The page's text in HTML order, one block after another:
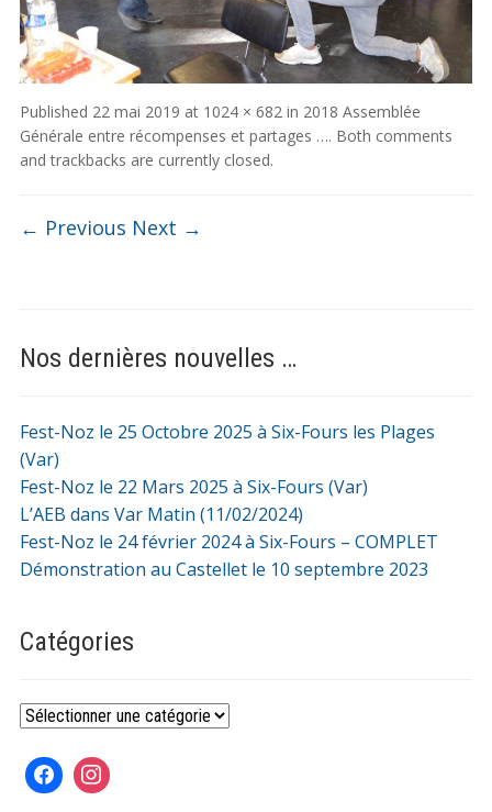
Published 22 mai 2019 at 1024 × 682 in 2018 Assemblée
Générale entre récompenses et partages …. Both comments
and trackbacks are currently closed.
← Previous Next →
Nos dernières nouvelles …
Fest-Noz le 25 Octobre 2025 à Six-Fours les Plages
(Var)
Fest-Noz le 22 Mars 2025 à Six-Fours (Var)
L’AEB dans Var Matin (11/02/2024)
Fest-Noz le 24 février 2024 à Six-Fours – COMPLET
Démonstration au Castellet le 10 septembre 2023
Catégories
Catégories